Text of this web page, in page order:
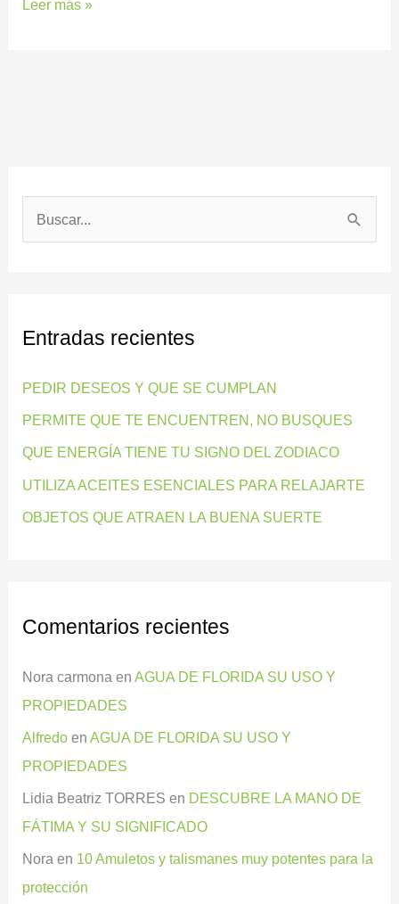
Leer más »
a
p
o
r
:
Entradas recientes
PEDIR DESEOS Y QUE SE CUMPLAN
PERMITE QUE TE ENCUENTREN, NO BUSQUES
QUE ENERGÍA TIENE TU SIGNO DEL ZODIACO
UTILIZA ACEITES ESENCIALES PARA RELAJARTE
OBJETOS QUE ATRAEN LA BUENA SUERTE
Comentarios recientes
Nora carmona enAGUA DE FLORIDA SU USO Y
PROPIEDADES
Alfredo enAGUA DE FLORIDA SU USO Y
PROPIEDADES
Lidia Beatriz TORRES en DESCUBRE LA MANO DE
FÁTIMA Y SU SIGNIFICADO
Nora en 10 Amuletos y talismanes muy potentes para la
protección